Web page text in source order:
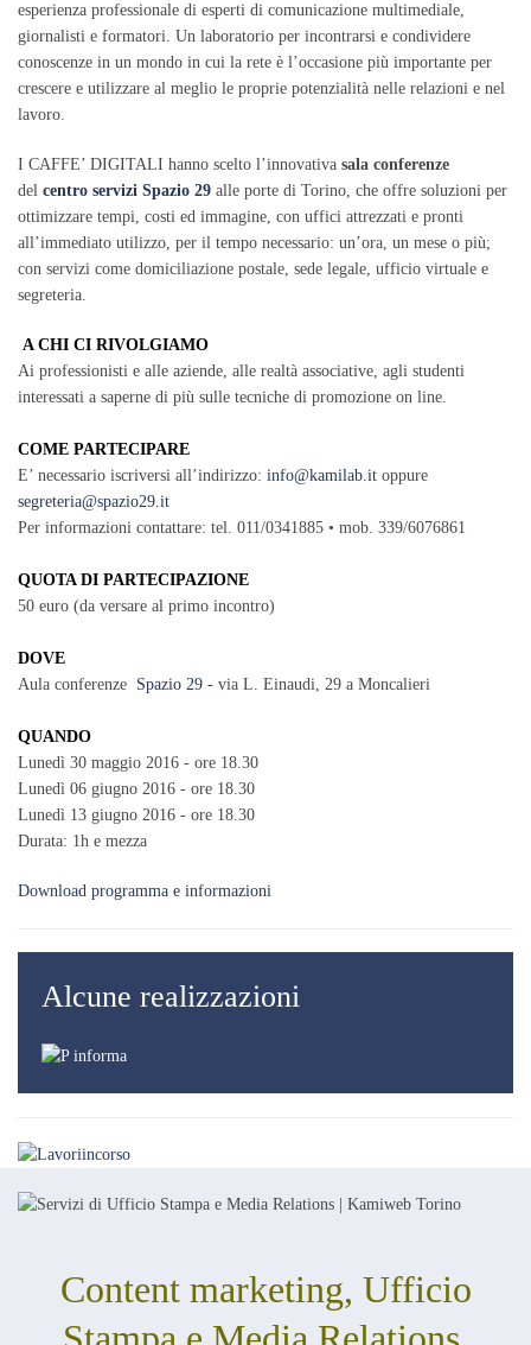
esperienza professionale di esperti di comunicazione multimediale,
giornalisti e formatori. Un laboratorio per incontrarsi e condividere
conoscenze in un mondo in cui la rete è l’occasione più importante per
crescere e utilizzare al meglio le proprie potenzialità nelle relazioni e nel
lavoro.
I CAFFE’ DIGITALI hanno scelto l’innovativa sala conferenze
del centro servizi Spazio 29 alle porte di Torino, che offre soluzioni per
ottimizzare tempi, costi ed immagine, con uffici attrezzati e pronti
all’immediato utilizzo, per il tempo necessario: un’ora, un mese o più;
con servizi come domiciliazione postale, sede legale, ufficio virtuale e
segreteria.
A CHI CI RIVOLGIAMO
Ai professionisti e alle aziende, alle realtà associative, agli studenti
interessati a saperne di più sulle tecniche di promozione on line.
COME PARTECIPARE
E’ necessario iscriversi all’indirizzo: info@kamilab.it oppure
segreteria@spazio29.it
Per informazioni contattare: tel. 011/0341885 • mob. 339/6076861
QUOTA DI PARTECIPAZIONE
50 euro (da versare al primo incontro)
DOVE
Aula conferenze Spazio 29 - via L. Einaudi, 29 a Moncalieri
QUANDO
Lunedì 30 maggio 2016 - ore 18.30
Lunedì 06 giugno 2016 - ore 18.30
Lunedì 13 giugno 2016 - ore 18.30
Durata: 1h e mezza
Download programma e informazioni
Alcune realizzazioni
Content marketing, Ufficio